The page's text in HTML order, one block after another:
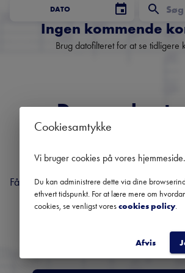
DATO
Ingen kommende
Brug datofilteret for at se tidligere
Danmarks
nyhedsbrev om
musik
Få overblik over kommende koncerter,
anbefalinger fra hele
Cookiesamtykke
Vi bruger cookies på vores hjemmeside.
Du kan administrere dette via dine
ethvert tidspunkt. For at lære mere om
cookies, se venligst vorescookies policy.
Afvis